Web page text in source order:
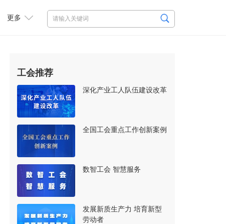
更多
工会推荐
深化产业工人队伍建设改革
全国工会重点工作创新案例
数智工会 智慧服务
发展新质生产力 培育新型
劳动者